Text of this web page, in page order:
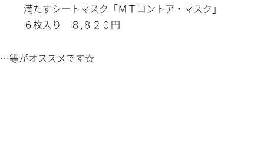
満たすシートマスク「ＭＴコントア・マスク」
６枚入り ８,８２０円
…等がオススメです☆